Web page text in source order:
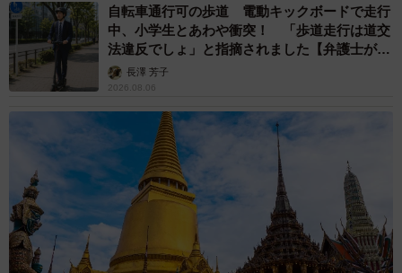
自転車通行可の歩道 電動キックボードで走行
中、小学生とあわや衝突！ 「歩道走行は道交
法違反でしょ」と指摘されました【弁護士が解
説】長澤 芳子
2026.08.06